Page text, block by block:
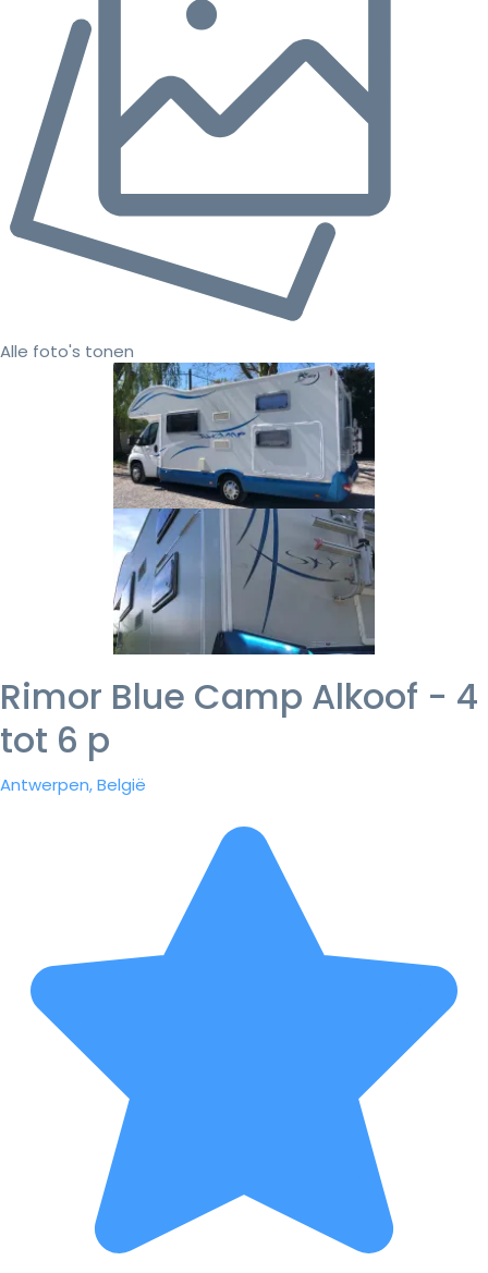
Alle foto's tonen
Rimor Blue Camp Alkoof - 4
tot 6 p
Antwerpen, België